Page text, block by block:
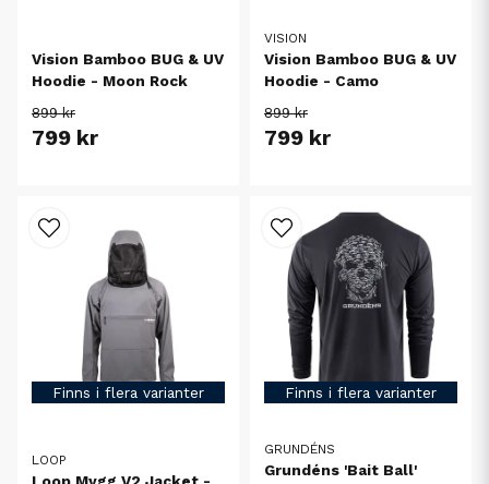
Vision Bamboo BUG & UV
Hoodie - Moon Rock
899 kr
799 kr
VISION
Vision Bamboo BUG & UV
Hoodie - Camo
899 kr
799 kr
Finns i flera varianter
LOOP
Finns i flera varianter
GRUNDÉNS
Grundéns 'Bait Ball'